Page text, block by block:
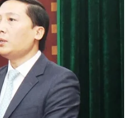
đại diện Liên minh châu Âu
phục thoả thuận hạt nhân
(Áo) ngày 3/12/2021. (Ảnh:
các lãnh đạo của
thảo luận các nỗ lực